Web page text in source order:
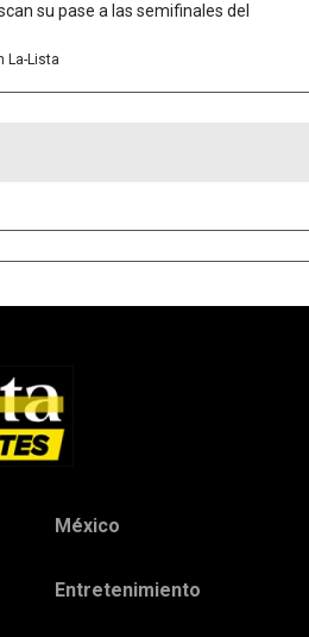
su pase a las semifinales del
La-Lista
México
Entretenimiento